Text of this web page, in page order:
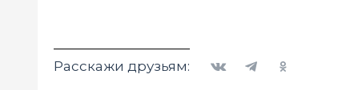
Расскажи друзьям: